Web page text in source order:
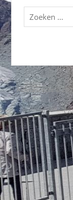
Zoeken
naar:
Auteursrecht ©